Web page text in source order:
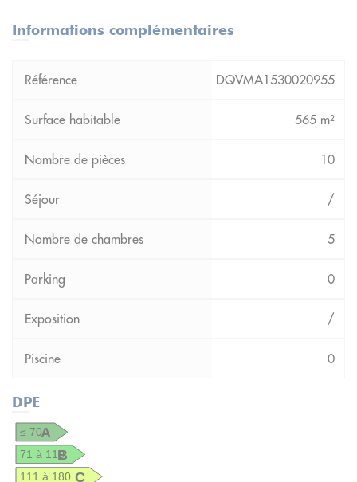
Informations complémentaires
DQVMA1530020955
565 m²
10
/
5
0
/
0
DPE
A
≤ 70
B
71 à 110
C
111 à 180